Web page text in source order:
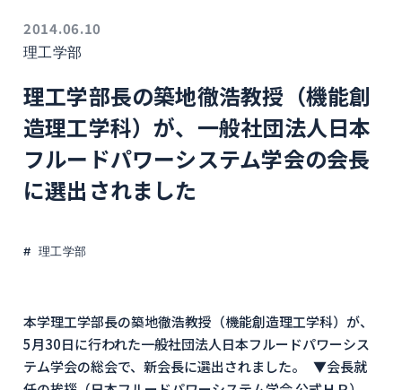
2014.06.10
理工学部
理工学部長の築地徹浩教授（機能創
造理工学科）が、一般社団法人日本
フルードパワーシステム学会の会長
に選出されました
理工学部
本学理工学部長の築地徹浩教授（機能創造理工学科）が、
5月30日に行われた一般社団法人日本フルードパワーシス
テム学会の総会で、新会長に選出されました。 ▼会長就